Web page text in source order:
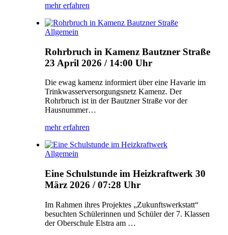
mehr erfahren
Allgemein
Rohrbruch in Kamenz Bautzner Straße
23 April 2026 / 14:00 Uhr
Die ewag kamenz informiert über eine Havarie im
Trinkwasserversorgungsnetz Kamenz. Der
Rohrbruch ist in der Bautzner Straße vor der
Hausnummer…
mehr erfahren
Allgemein
Eine Schulstunde im Heizkraftwerk 30
März 2026 / 07:28 Uhr
Im Rahmen ihres Projektes „Zukunftswerkstatt“
besuchten Schülerinnen und Schüler der 7. Klassen
der Oberschule Elstra am …